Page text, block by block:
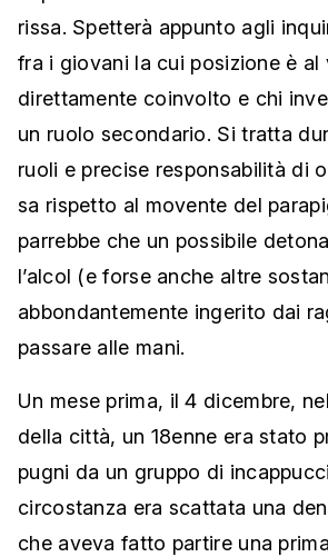
rissa. Spetterà appunto agli
fra i giovani la cui posizione è al
direttamente coinvolto e chi
un ruolo secondario. Si tratta
ruoli e precise responsabilità di
sa rispetto al movente del
parrebbe che un possibile
l’alcol (e forse anche altre
abbondantemente ingerito dai
passare alle mani.
Un mese prima, il 4 dicembre,
della città, un 18enne era stato
pugni da un gruppo di
circostanza era scattata una
che aveva fatto partire una